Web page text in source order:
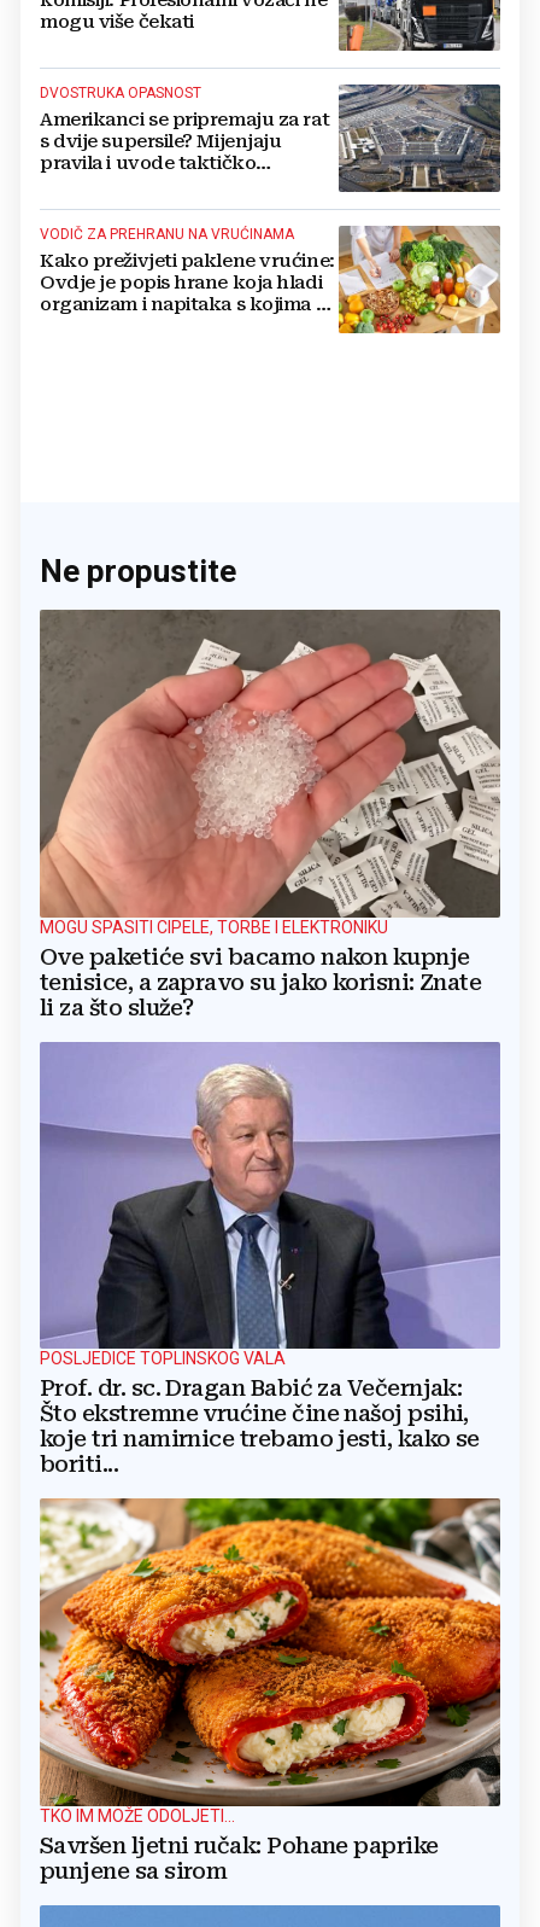
mogu više čekati
DVOSTRUKA OPASNOST
Amerikanci se pripremaju za rat
s dvije supersile? Mijenjaju
pravila i uvode taktičko
VODIČ ZA PREHRANU NA VRUĆINAMA
Kako preživjeti paklene vrućine:
Ovdje je popis hrane koja hladi
organizam i napitaka s kojima si
Ne propustite
MOGU SPASITI CIPELE, TORBE I ELEKTRONIKU
Ove paketiće svi bacamo nakon kupnje
tenisice, a zapravo su jako korisni: Znate
li za što služe?
POSLJEDICE TOPLINSKOG VALA
Prof. dr. sc. Dragan Babić za Večernjak:
Što ekstremne vrućine čine našoj psihi,
koje tri namirnice trebamo jesti, kako se
boriti...
TKO IM MOŽE ODOLJETI...
Savršen ljetni ručak: Pohane paprike
punjene sa sirom